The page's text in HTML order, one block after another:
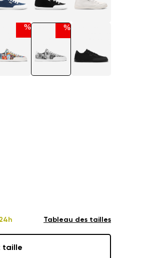
% %
Tableau des tailles
taille